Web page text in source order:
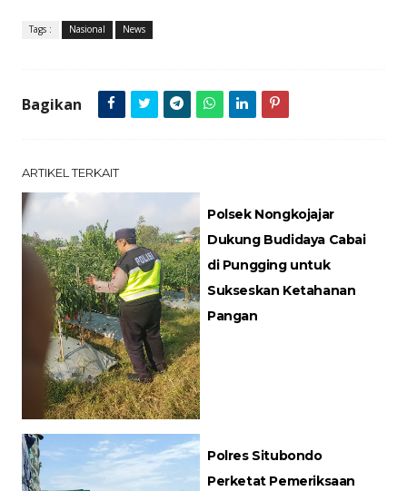
Tags : Nasional News
Bagikan
ARTIKEL TERKAIT
Polsek Nongkojajar
Dukung Budidaya Cabai
di Pungging untuk
Sukseskan Ketahanan
Pangan
Polres Situbondo
Perketat Pemeriksaan